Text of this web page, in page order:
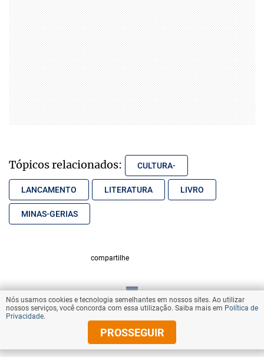
Tópicos relacionados: CULTURA-
LANCAMENTO LITERATURA LIVRO
MINAS-GERIAS
compartilhe
VOLTAR AO TOPO
© Copyright 2025 Diários Associados
Nós usamos cookies e tecnologia semelhantes em nossos sites. Ao utilizar
nossos serviços, você concorda com essa utilização. Saiba mais em Política de
Privacidade.
PROSSEGUIR